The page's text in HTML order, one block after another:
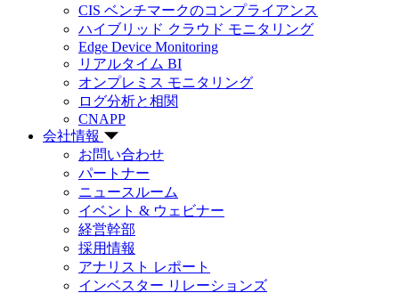
CIS ベンチマークのコンプライアンス
ハイブリッド クラウド モニタリング
Edge Device Monitoring
リアルタイム BI
オンプレミス モニタリング
ログ分析と相関
CNAPP
会社情報
お問い合わせ
パートナー
ニュースルーム
イベント & ウェビナー
経営幹部
採用情報
アナリスト レポート
インベスター リレーションズ